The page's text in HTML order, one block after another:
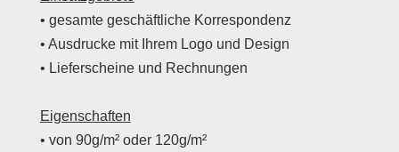
• gesamte geschäftliche Korrespondenz
• Ausdrucke mit Ihrem Logo und Design
• Lieferscheine und Rechnungen
Eigenschaften
• von 90g/m² oder 120g/m²